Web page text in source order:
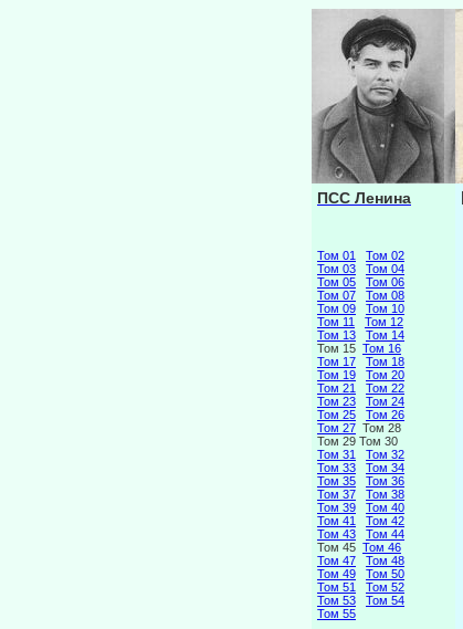
ПСС Ленина
Том 01
Том 02
Том 03
Том 04
Том 05
Том 06
Том 07
Том 08
Том 09
Том 10
Том 11
Том 12
Том 13
Том 14
Том 15 Том 16
Том 17
Том 18
Том 19
Том 20
Том 21
Том 22
Том 23
Том 24
Том 25
Том 26
Том 27 Том 28
Том 29 Том 30
Том 31
Том 32
Том 33
Том 34
Том 35
Том 36
Том 37
Том 38
Том 39
Том 40
Том 41
Том 42
Том 43
Том 44
Том 45 Том 46
Том 47
Том 48
Том 49
Том 50
Том 51
Том 52
Том 53
Том 54
Том 55